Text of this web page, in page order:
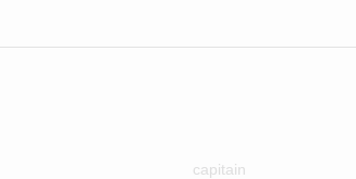
capitain